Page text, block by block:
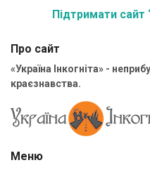
Підтримати сайт
Про сайт
«Україна Інкогніта» -
краєзнавства.
Меню